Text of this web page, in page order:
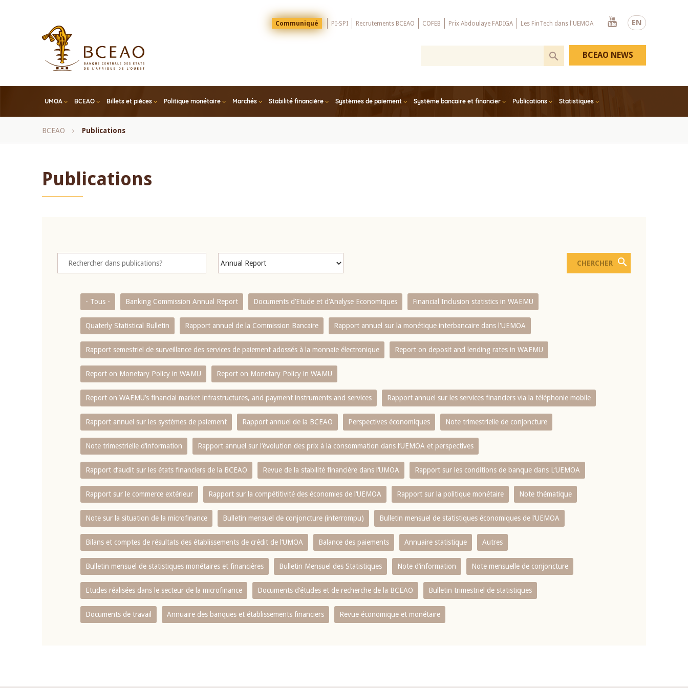
EN
Menu
Top
Communiqué PI-SPI Recrutements BCEAO COFEB Prix Abdoulaye FADIGA Les FinTech dans l'UEMOA
Youtube
UMOA BCEAO Billets et pièces Politique monétaire Marchés Stabilité financière Systèmes de paiement Système bancaire et financier Publications Statistiques
BCEAO NEWS
Fil
BCEAO Publications
Publications
- Tous - Banking Commission Annual Report Documents d’Etude et d’Analyse Economiques Financial Inclusion statistics in WAEMU
Quaterly Statistical Bulletin Rapport annuel de la Commission Bancaire Rapport annuel sur la monétique interbancaire dans l'UEMOA
Rapport semestriel de surveillance des services de paiement adossés à la monnaie électronique Report on deposit and lending rates in WAEMU
Report on Monetary Policy in WAMU Report on Monetary Policy in WAMU
Report on WAEMU’s financial market infrastructures, and payment instruments and services Rapport annuel sur les services financiers via la téléphonie mobile
Rapport annuel sur les systèmes de paiement Rapport annuel de la BCEAO Perspectives économiques Note trimestrielle de conjoncture
Note trimestrielle d‘information Rapport annuel sur l‘évolution des prix à la consommation dans l‘UEMOA et perspectives
Rapport d‘audit sur les états financiers de la BCEAO Revue de la stabilité financière dans l‘UMOA Rapport sur les conditions de banque dans L‘UEMOA
Rapport sur le commerce extérieur Rapport sur la compétitivité des économies de l‘UEMOA Rapport sur la politique monétaire Note thématique
Note sur la situation de la microfinance Bulletin mensuel de conjoncture (interrompu) Bulletin mensuel de statistiques économiques de l‘UEMOA
Bilans et comptes de résultats des établissements de crédit de l‘UMOA Balance des paiements Annuaire statistique Autres
Bulletin mensuel de statistiques monétaires et financières Bulletin Mensuel des Statistiques Note d’information Note mensuelle de conjoncture
Etudes réalisées dans le secteur de la microfinance Documents d’études et de recherche de la BCEAO Bulletin trimestriel de statistiques
Documents de travail Annuaire des banques et établissements financiers Revue économique et monétaire